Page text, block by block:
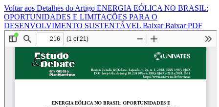
Voltar aos Detalhes do Artigo ENERGIA EÓLICA NO BRASIL:
OPORTUNIDADES E LIMITAÇÕES PARA O
DESENVOLVIMENTO SUSTENTÁVEL BaixarBaixar PDF